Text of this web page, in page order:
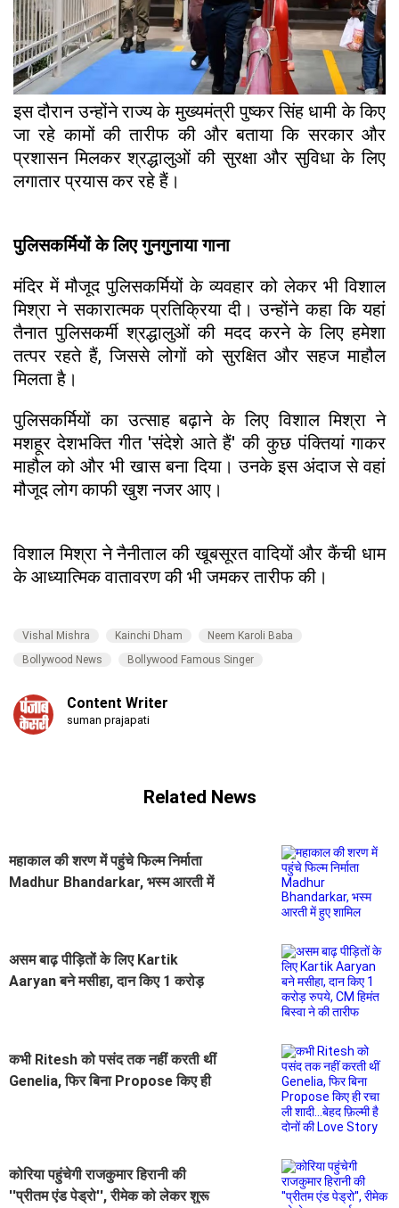
इस दौरान उन्होंने राज्य के मुख्यमंत्री पुष्कर सिंह धामी के किए
जा रहे कामों की तारीफ की और बताया कि सरकार और
प्रशासन मिलकर श्रद्धालुओं की सुरक्षा और सुविधा के लिए
लगातार प्रयास कर रहे हैं।
पुलिसकर्मियों के लिए गुनगुनाया गाना
मंदिर में मौजूद पुलिसकर्मियों के व्यवहार को लेकर भी विशाल
मिश्रा ने सकारात्मक प्रतिक्रिया दी। उन्होंने कहा कि यहां
तैनात पुलिसकर्मी श्रद्धालुओं की मदद करने के लिए हमेशा
तत्पर रहते हैं, जिससे लोगों को सुरक्षित और सहज माहौल
मिलता है।
पुलिसकर्मियों का उत्साह बढ़ाने के लिए विशाल मिश्रा ने
मशहूर देशभक्ति गीत 'संदेशे आते हैं' की कुछ पंक्तियां गाकर
माहौल को और भी खास बना दिया। उनके इस अंदाज से वहां
मौजूद लोग काफी खुश नजर आए।
विशाल मिश्रा ने नैनीताल की खूबसूरत वादियों और कैंची धाम
के आध्यात्मिक वातावरण की भी जमकर तारीफ की।
Vishal Mishra Kainchi Dham
Neem Karoli Baba
Bollywood News
Bollywood Famous Singer
Content Writer
suman prajapati
Related News
महाकाल की शरण में पहुंचे फिल्म निर्माता
Madhur Bhandarkar, भस्म आरती में
असम बाढ़ पीड़ितों के लिए Kartik
Aaryan बने मसीहा, दान किए 1 करोड़
कभी Ritesh को पसंद तक नहीं करती थीं
Genelia, फिर बिना Propose किए ही
कोरिया पहुंचेगी राजकुमार हिरानी की
''प्रीतम एंड पेड्रो'', रीमेक को लेकर शुरू